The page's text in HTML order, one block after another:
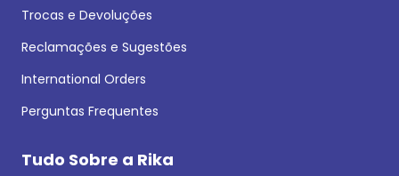
Trocas e Devoluções
Reclamações e Sugestões
International Orders
Perguntas Frequentes
Tudo Sobre a Rika